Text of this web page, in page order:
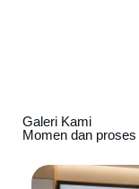
Galeri Kami
Momen dan